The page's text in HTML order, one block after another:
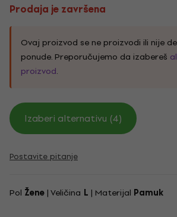
Prodaja je završena
Ovaj proizvod se ne proizvodi ili nije
ponude. Preporučujemo da izabereš
proizvod.
Izaberi alternativu (4)
Postavite pitanje
Pol Žene | Veličina L | Materijal Pamuk